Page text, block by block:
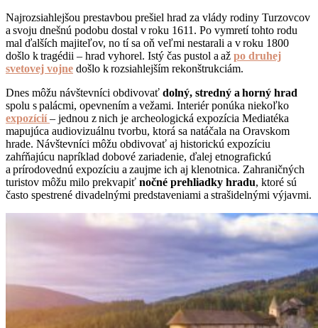
Najrozsiahlejšou prestavbou prešiel hrad za vlády rodiny Turzovcov
a svoju dnešnú podobu dostal v roku 1611. Po vymretí tohto rodu
mal ďalších majiteľov, no tí sa oň veľmi nestarali a v roku 1800
došlo k tragédii – hrad vyhorel. Istý čas pustol a až po druhej
svetovej vojne došlo k rozsiahlejším rekonštrukciám.
Dnes môžu návštevníci obdivovať dolný, stredný a horný hrad
spolu s palácmi, opevnením a vežami. Interiér ponúka niekoľko
expozícií– jednou z nich je archeologická expozícia Mediatéka
mapujúca audiovizuálnu tvorbu, ktorá sa natáčala na Oravskom
hrade. Návštevníci môžu obdivovať aj historickú expozíciu
zahŕňajúcu napríklad dobové zariadenie, ďalej etnografickú
a prírodovednú expozíciu a zaujme ich aj klenotnica. Zahraničných
turistov môžu milo prekvapiť nočné prehliadky hradu, ktoré sú
často spestrené divadelnými predstaveniami a strašidelnými výjavmi.